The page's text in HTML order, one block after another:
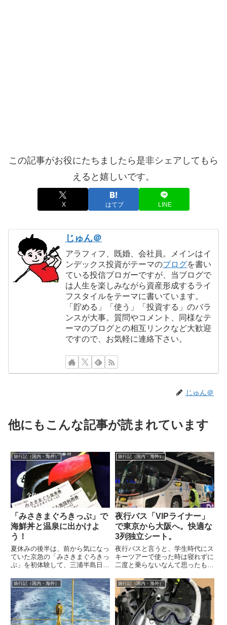
この記事がお役にたちましたら是非シェアしてもら
えると嬉しいです。
X はてブ LINE
じゅん＠
アラフィフ、既婚、会社員。メインはイ
ンデックス投資がテーマのブログを書い
ている投信ブロガーですが、当ブログで
は人生を楽しみながら資産形成するライ
フスタイルをテーマに書いています。
「貯める」「使う」「投資する」のバラ
ンスが大事。質問やコメント、同様なテ
ーマのブログとの相互リンクなど大歓迎
ですので、お気軽に連絡下さい。
じゅん＠
他にもこんな記事が読まれています
旅行記（国内・海外）
「みさきまぐろきっぷ」で
海鮮丼と温泉に出かけよ
う！
夏休みの後半は、前から気になっ
ていた京急の「みさきまぐろきっ
ぷ」を初体験して、三浦半島日帰
まぐろきっぷは京急の発着駅（私
達は品川）...
旅行記（国内・海外）
夜行バス「VIPライナー」
で東京から大阪へ。快適な
3列独立シート。
夜行バスと言うと、学生時代にス
キーツアーで使った時は寝れずに
二度と乗らないなんて思ったもの
快適と聞いて、また新幹線のほぼ
半額という...
旅行記（国内・海外） 旅行記（国内・海外）